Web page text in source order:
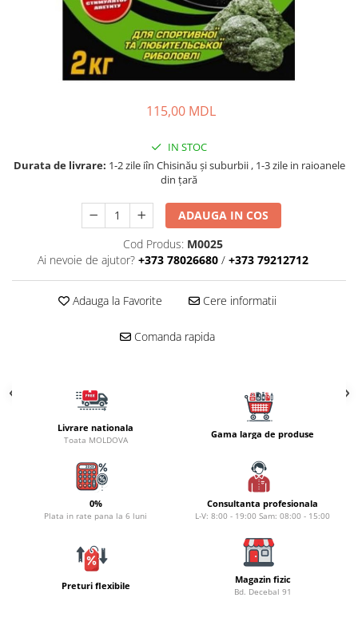
Genti, huse, galeti
Accesorii si instrumente
Nada, momeala, aditivi
Pescuit la rapitor
Carlige la rapitor
Monturi rapitor
Forfaci la rapitor
Momeli la rapitor
Momeala artificiala
Seminte si mix de seminte
Aditivi, arome, dipuri
Pescuit la copca
115,00 MDL
IN STOC
Durata de livrare: 1-2 zile iîn Chisinău şi suburbii , 1-3 zile in raioanele
din țară
ADAUGA IN COS
Cod Produs: M0025
Ai nevoie de ajutor? +373 78026680 / +373 79212712
Adauga la Favorite Cere informatii
Comanda rapida
Livrare nationala
Toata MOLDOVA
Gama larga de produse
0%
Plata in rate pana la 6 luni
Consultanta profesionala
L-V: 8:00 - 19:00 Sam: 08:00 - 15:00
Preturi flexibile Magazin fizic
Bd. Decebal 91